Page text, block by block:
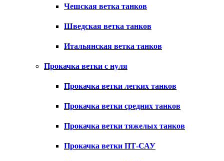
Чешская ветка танков
Шведская ветка танков
Итальянская ветка танков
Прокачка ветки с нуля
Прокачка ветки легких танков
Прокачка ветки средних танков
Прокачка ветки тяжелых танков
Прокачка ветки ПТ-САУ